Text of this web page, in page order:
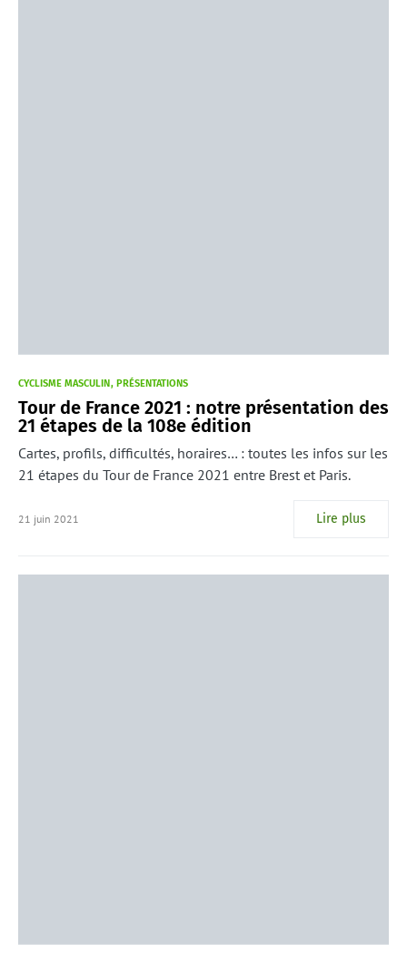
CYCLISME MASCULIN PRÉSENTATIONS
Tour de France 2021 : notre présentation des
21 étapes de la 108e édition
Cartes, profils, difficultés, horaires… : toutes les infos sur les
21 étapes du Tour de France 2021 entre Brest et Paris.
21 juin 2021 Lire plus